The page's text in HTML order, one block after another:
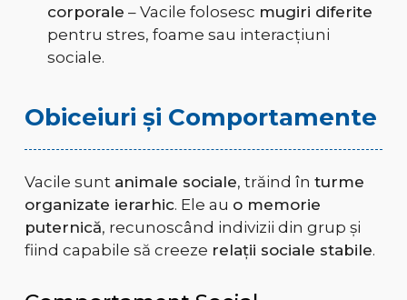
corporale – Vacile folosesc mugiri diferite
pentru stres, foame sau interacțiuni
sociale.
Obiceiuri și Comportamente
Vacile sunt animale sociale, trăind în turme
organizate ierarhic. Ele au o memorie
puternică, recunoscând indivizii din grup și
fiind capabile să creeze relații sociale stabile.